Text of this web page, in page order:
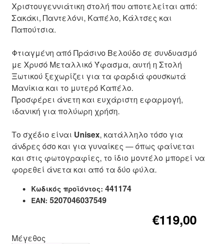
Χριστουγεννιάτικη στολή που αποτελείται από:
Σακάκι, Παντελόνι, Καπέλο, Κάλτσες και
Παπούτσια.
Φτιαγμένη από Πράσινο Βελούδο σε συνδυασμό
με Χρυσό Μεταλλικό Ύφασμα, αυτή η Στολή
Ξωτικού ξεχωρίζει για τα φαρδιά φουσκωτά
Μανίκια και το μυτερό Καπέλο.
Προσφέρει άνετη και ευχάριστη εφαρμογή,
ιδανική για πολύωρη χρήση.
Το σχέδιο είναι Unisex, κατάλληλο τόσο για
άνδρες όσο και για γυναίκες — όπως φαίνεται
και στις φωτογραφίες, το ίδιο μοντέλο μπορεί να
φορεθεί άνετα και από τα δύο φύλα.
Κωδικός προϊόντος: 441174
EAN: 5207046037549
€119,00
Μέγεθος